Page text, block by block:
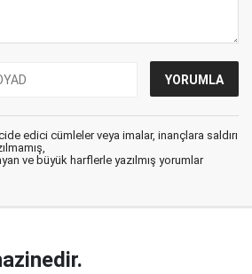
edici cümleler veya imalar, inançlara saldırı
ve büyük harflerle yazılmış yorumlar